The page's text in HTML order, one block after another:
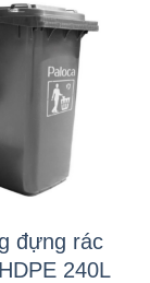
đựng rác
240L